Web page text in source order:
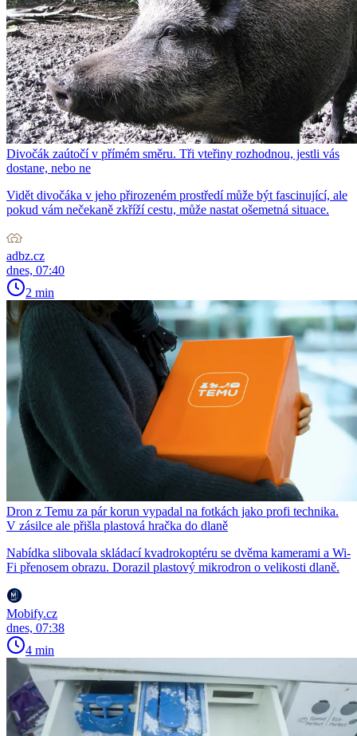
Divočák zaútočí v přímém směru. Tři vteřiny rozhodnou, jestli vás
dostane, nebo ne
Vidět divočáka v jeho přirozeném prostředí může být fascinující, ale
pokud vám nečekaně zkříží cestu, může nastat ošemetná situace.
adbz.cz
dnes, 07:40
2 min
Dron z Temu za pár korun vypadal na fotkách jako profi technika.
V zásilce ale přišla plastová hračka do dlaně
Nabídka slibovala skládací kvadrokoptéru se dvěma kamerami a Wi-
Fi přenosem obrazu. Dorazil plastový mikrodron o velikosti dlaně.
Mobify.cz
dnes, 07:38
4 min